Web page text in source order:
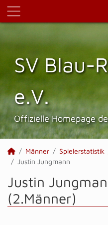
SV Blau-
e.V.
Offizielle Homepage
Männer Spielerstatistik
Justin Jungmann
Justin
(2.Männer)